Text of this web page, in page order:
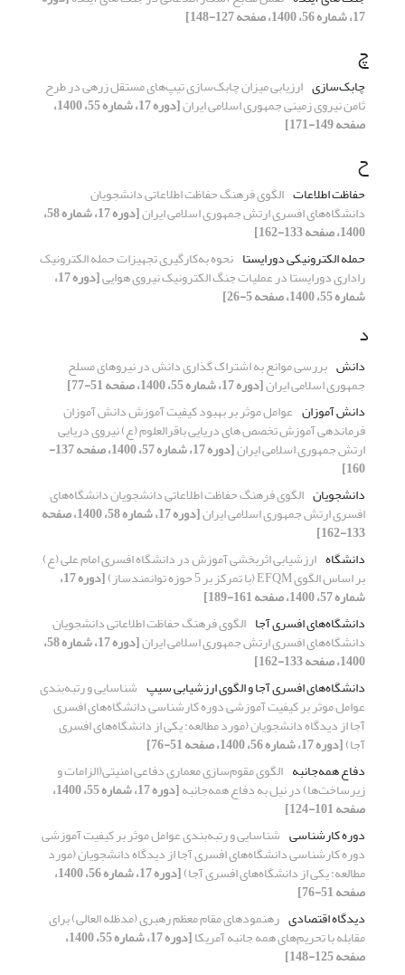
17، شماره 56، 1400، صفحه 127-148]
چ
چابک‌سازی ارزیابی میزان چابک‌سازی تیپ‌های مستقل زرهی در طرح
ثامن نیروی زمینی جمهوری اسلامی ایران [دوره 17، شماره 55، 1400،
صفحه 149-171]
ح
حفاظت اطلاعات الگوی فرهنگ حفاظت اطلاعاتی دانشجویان
دانشگاه‌های افسری ارتش جمهوری اسلامی ایران [دوره 17، شماره 58،
1400، صفحه 133-162]
حمله الکترونیکی دورایستا نحوه به‌کارگیری تجهیزات حمله الکترونیک
راداری دورایستا در عملیات جنگ الکترونیک نیروی هوایی [دوره 17،
شماره 55، 1400، صفحه 5-26]
د
دانش بررسی موانع به اشتراک گذاری دانش در نیروهای مسلح
جمهوری اسلامی ایران[دوره 17، شماره 55، 1400، صفحه 51-77]
دانش آموزان عوامل موثر بر بهبود کیفیت آموزش دانش آموزان
فرماندهی آموزش تخصص های دریایی باقرالعلوم (ع) نیروی دریایی
ارتش جمهوری اسلامی ایران [دوره 17، شماره 57، 1400، صفحه 137-
160]
دانشجویان الگوی فرهنگ حفاظت اطلاعاتی دانشجویان دانشگاه‌های
افسری ارتش جمهوری اسلامی ایران [دوره 17، شماره 58، 1400، صفحه
133-162]
دانشگاه ارزشیابی اثربخشی آموزش در دانشگاه افسری امام علی (ع)
بر اساس الگوی EFQM (با تمرکز بر 5 حوزه توانمندساز) [دوره 17،
شماره 57، 1400، صفحه 161-189]
دانشگاه‌های افسری آجا الگوی فرهنگ حفاظت اطلاعاتی دانشجویان
دانشگاه‌های افسری ارتش جمهوری اسلامی ایران [دوره 17، شماره 58،
1400، صفحه 133-162]
دانشگاه‌های افسری آجا و الگوی ارزشیابی سیپ شناسایی و رتبه‌بندی
عوامل موثر بر کیفیت آموزشی دوره کارشناسی دانشگاه‌های افسری
آجا از دیدگاه دانشجویان (مورد مطالعه: یکی از دانشگاه‌های افسری
آجا)[دوره 17، شماره 56، 1400، صفحه 51-76]
دفاع همه‌جانبه الگوی مقوم‌سازی معماری دفاعی امنیتی(الزامات و
زیرساخت‌ها) در نیل به دفاع همه‌جانبه [دوره 17، شماره 55، 1400،
صفحه 101-124]
دوره کارشناسی شناسایی و رتبه‌بندی عوامل موثر بر کیفیت آموزشی
دوره کارشناسی دانشگاه‌های افسری آجا از دیدگاه دانشجویان (مورد
مطالعه: یکی از دانشگاه‌های افسری آجا) [دوره 17، شماره 56، 1400،
صفحه 51-76]
دیدگاه اقتصادی رهنمودهای مقام معظم رهبری (مدظله العالی) برای
مقابله با تحریم‌های همه جانبه آمریکا [دوره 17، شماره 55، 1400،
صفحه 125-148]